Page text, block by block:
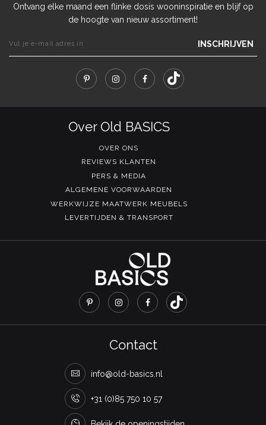
Ontvang elke maand een flinke dosis wooninspiratie en blijf op
de hoogte van nieuw assortiment!
INSCHRIJVEN
Over Old BASICS
OVER ONS
REVIEWS KLANTEN
PERS & MEDIA
ALGEMENE VOORWAARDEN
WERKWIJZE MAATWERK MEUBELS
LEVERTIJDEN & TRANSPORT
Contact
info@old-basics.nl
+31 (0)85 750 10 57